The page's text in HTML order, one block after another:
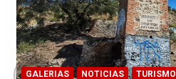
GALERIAS NOTICIAS TURISMO